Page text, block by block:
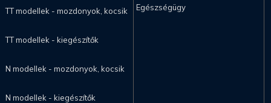
TT modellek - mozdonyok, kocsik
TT modellek - kiegészítők
N modellek - mozdonyok, kocsik
N modellek - kiegészítők
Egészségügy